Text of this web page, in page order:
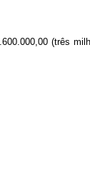
(três